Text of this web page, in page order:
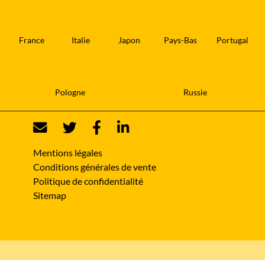
France Italie Japon Pays-Bas Portugal
Pologne Russie
Mentions légales
Conditions générales de vente
Politique de confidentialité
Sitemap